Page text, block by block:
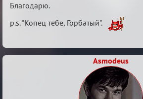
Благодарю.
p.s. "Копец тебе, Горбатый".
Asmodeus